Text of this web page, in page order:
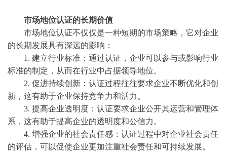
市场地位认证的长期价值
市场地位认证不仅仅是一种短期的市场策略，它对企业
的长期发展具有深远的影响：
1. 建立行业标准：通过认证，企业可以参与或影响行业
标准的制定，从而在行业中占据领导地位。
2. 促进持续创新：认证过程往往要求企业不断优化和创
新，这有助于企业保持竞争力和活力。
3. 提高企业透明度：认证要求企业公开其运营和管理体
系，这有助于提高企业的透明度和公信力。
4. 增强企业的社会责任感：认证过程中对企业社会责任
的评估，可以促使企业更加注重社会责任和可持续发展。